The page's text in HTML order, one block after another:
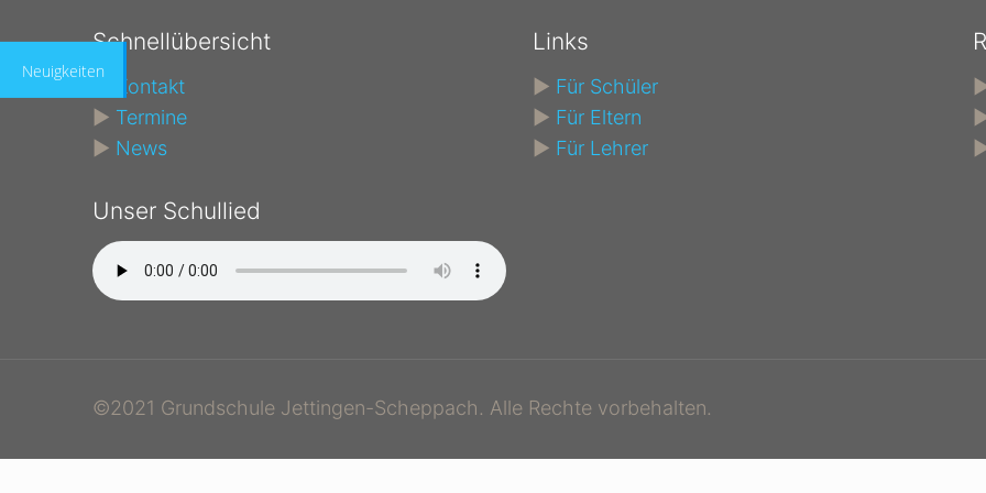
Schnellübersicht
Kontakt
► Termine
► News
Unser Schullied
Links
► Für Schüler
► Für Eltern
► Für Lehrer
©2021 Grundschule Jettingen-Scheppach. Alle Rechte vorbehalten.
Neuigkeiten